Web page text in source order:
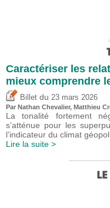
Caractériser les
mieux comprendre
Billet du 23 mars 2026
Par Nathan Chevalier, Matthieu
La tonalité fortement
s’atténue pour les
l’indicateur du climat
Lire la suite >